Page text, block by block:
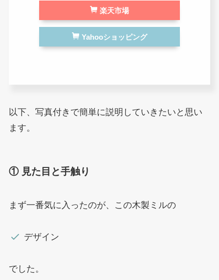
楽天市場
Yahooショッピング
以下、写真付きで簡単に説明していきたいと思い
ます。
① 見た目と手触り
まず一番気に入ったのが、この木製ミルの
デザイン
でした。